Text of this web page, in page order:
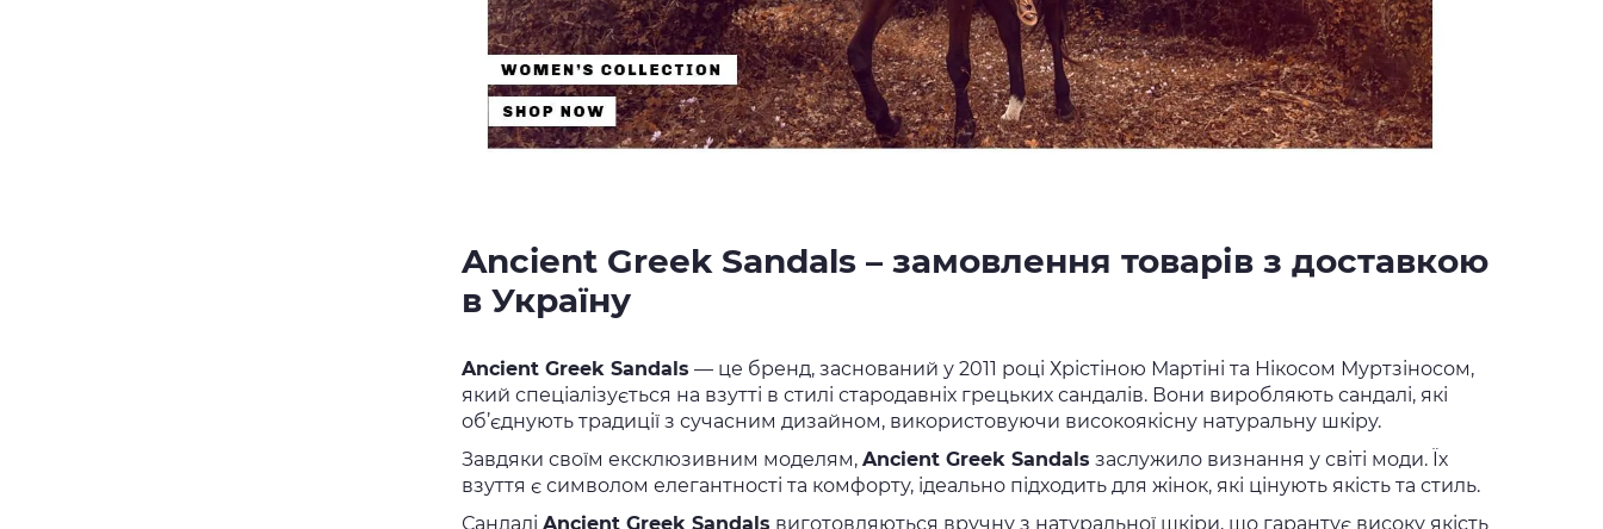
Ancient Greek Sandals – замовлення товарів з доставкою
в Україну
Ancient Greek Sandals — це бренд, заснований у 2011 році Хрістіною Мартіні та Нікосом Муртзіносом,
який спеціалізується на взутті в стилі стародавніх грецьких сандалів. Вони виробляють сандалі, які
об’єднують традиції з сучасним дизайном, використовуючи високоякісну натуральну шкіру.
Завдяки своїм ексклюзивним моделям, Ancient Greek Sandals заслужило визнання у світі моди. Їх
взуття є символом елегантності та комфорту, ідеально підходить для жінок, які цінують якість та стиль.
Сандалі Ancient Greek Sandals виготовляються вручну з натуральної шкіри, що гарантує високу якість